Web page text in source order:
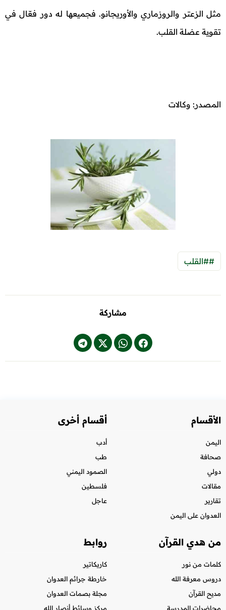
مثل الزعتر والروزماري والأوريجانو. فجميعها له دور فعّال في
تقوية عضلة القلب.
المصدر: وكالات
##القلب
مشاركة
الأقسام
اليمن
صحافة
دولي
مقالات
تقارير
العدوان على اليمن
أقسام أخرى
أدب
طب
الصمود اليمني
فلسطين
عاجل
من هدي القرآن
كلمات من نور
دروس معرفة الله
مديح القرآن
محاضرات المدرسة
روابط
كاريكاتير
خارطة جرائم العدوان
مجلة بصمات العدوان
مركز وسائط أنصار الله